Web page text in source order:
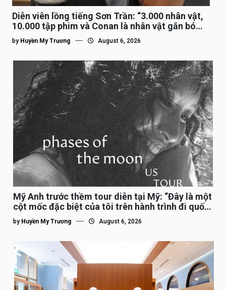
Diễn viên lồng tiếng Sơn Trần: “3.000 nhân vật,
10.000 tập phim và Conan là nhân vật gắn bó
lâu nhất”
by Huyền My Trương August 6, 2026
Mỹ Anh trước thềm tour diễn tại Mỹ: “Đây là một
cột mốc đặc biệt của tôi trên hành trình đi quốc
tế”
by Huyền My Trương August 6, 2026